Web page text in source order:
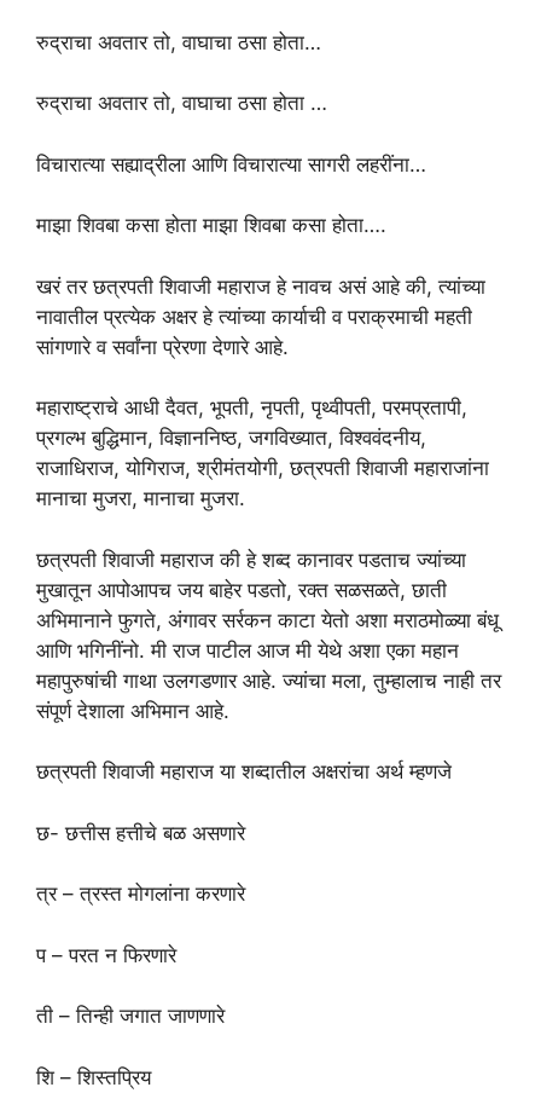
रुद्राचा अवतार तो, वाघाचा ठसा होता…
रुद्राचा अवतार तो, वाघाचा ठसा होता …
विचारात्या सह्याद्रीला आणि विचारात्या सागरी लहरींना…
माझा शिवबा कसा होता माझा शिवबा कसा होता….
खरं तर छत्रपती शिवाजी महाराज हे नावच असं आहे की, त्यांच्या
नावातील प्रत्येक अक्षर हे त्यांच्या कार्याची व पराक्रमाची महती
सांगणारे व सर्वांना प्रेरणा देणारे आहे.
महाराष्ट्राचे आधी दैवत, भूपती, नृपती, पृथ्वीपती, परमप्रतापी,
प्रगल्भ बुद्धिमान, विज्ञाननिष्ठ, जगविख्यात, विश्ववंदनीय,
राजाधिराज, योगिराज, श्रीमंतयोगी, छत्रपती शिवाजी महाराजांना
मानाचा मुजरा, मानाचा मुजरा.
छत्रपती शिवाजी महाराज की हे शब्द कानावर पडताच ज्यांच्या
मुखातून आपोआपच जय बाहेर पडतो, रक्त सळसळते, छाती
अभिमानाने फुगते, अंगावर सर्रकन काटा येतो अशा मराठमोळ्या बंधू
आणि भगिनींनो. मी राज पाटील आज मी येथे अशा एका महान
महापुरुषांची गाथा उलगडणार आहे. ज्यांचा मला, तुम्हालाच नाही तर
संपूर्ण देशाला अभिमान आहे.
छत्रपती शिवाजी महाराज या शब्दातील अक्षरांचा अर्थ म्हणजे
छ- छत्तीस हत्तीचे बळ असणारे
त्र – त्रस्त मोगलांना करणारे
प – परत न फिरणारे
ती – तिन्ही जगात जाणणारे
शि – शिस्तप्रिय